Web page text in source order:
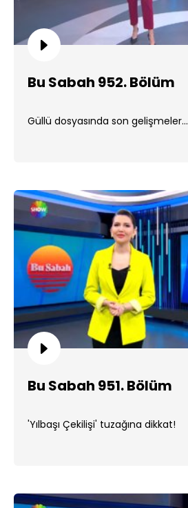
Bu Sabah 952. Bölüm
Güllü dosyasında son gelişmeler...
Bu Sabah 951. Bölüm
'Yılbaşı Çekilişi' tuzağına dikkat!